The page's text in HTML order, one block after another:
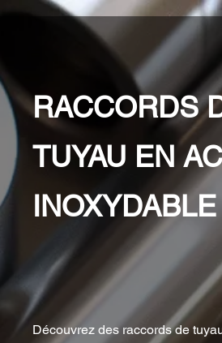
RACCORDS
TUYAU EN
INOXYDABLE
Découvrez des raccords de